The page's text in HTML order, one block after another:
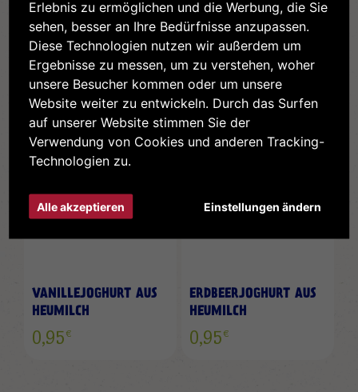
Erlebnis zu ermöglichen und die Werbung, die Sie
sehen, besser an Ihre Bedürfnisse anzupassen.
Diese Technologien nutzen wir außerdem um
Ergebnisse zu messen, um zu verstehen, woher
unsere Besucher kommen oder um unsere
Website weiter zu entwickeln. Durch das Surfen
auf unserer Website stimmen Sie der
Verwendung von Cookies und anderen Tracking-
Technologien zu.
Alle akzeptieren Einstellungen ändern
MARILLEJOGHURT AUS
HEUMILCH
0,95€
KAFFEEJOGHURT AUS
HEUMILCH
0,95€
VANILLEJOGHURT AUS
HEUMILCH
0,95€
ERDBEERJOGHURT AUS
HEUMILCH
0,95€